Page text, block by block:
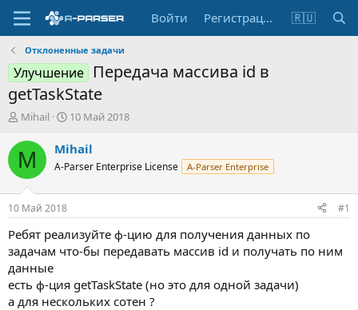
Войти Регистрация 🇷🇺
Отклоненные задачи
Улучшение
Передача массива id в
getTaskState
А
т
о
т
е
м
ы
Mihail
Д
т
н
а
л
10 Май 2018
M Mihail
A-Parser Enterprise License A-Parser Enterprise
10 Май 2018 #1
Ребят реализуйте ф-цию для получения данных по
задачам что-бы передавать массив id и получать по ним
данные
есть ф-ция getTaskState (но это для одной задачи)
а для нескольких сотен ?